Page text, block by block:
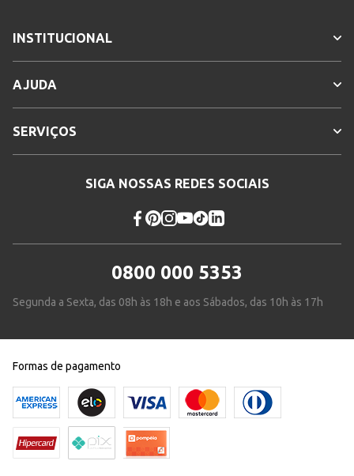
INSTITUCIONAL
AJUDA
SERVIÇOS
SIGA NOSSAS REDES SOCIAIS
0800 000 5353
Segunda a Sexta, das 08h às 18h e aos Sábados, das 10h às 17h
Formas de pagamento